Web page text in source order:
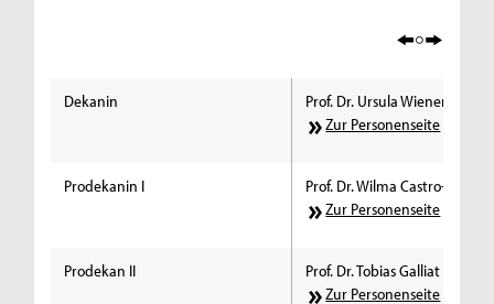
Dekanin
Prof. Dr. Ursula Wienen
Zur Personenseite
Prodekanin I
Prof. Dr. Wilma Castro-
Zur Personenseite
Prodekan II
Prof. Dr. Tobias Galliat
Zur Personenseite